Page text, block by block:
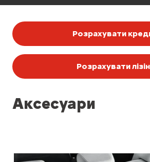
Розрахувати
Розрахувати
Аксесуари